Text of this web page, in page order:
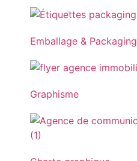
Emballage & Packaging
Graphisme